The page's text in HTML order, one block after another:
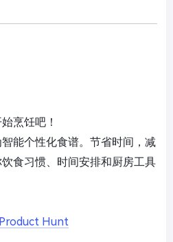
烹饪吧！
智能个性化食谱。节省时间，减
食习惯、时间安排和厨房工具
Hunt